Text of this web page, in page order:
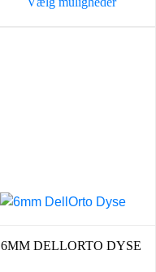
varesiden
6MM DELLORTO DYSE